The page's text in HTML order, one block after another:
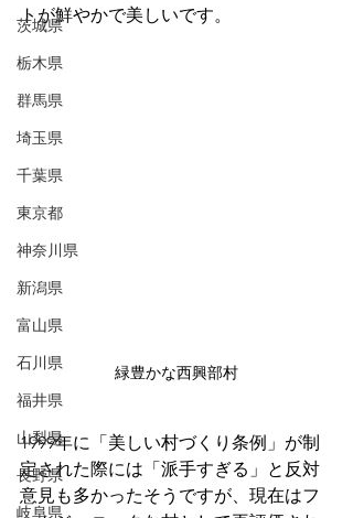
茨城県
栃木県
群馬県
埼玉県
千葉県
東京都
神奈川県
新潟県
富山県
石川県
福井県
山梨県
長野県
岐阜県
トが鮮やかで美しいです。
緑豊かな西興部村
1999年に「美しい村づくり条例」が制
定された際には「派手すぎる」と反対
意見も多かったそうですが、現在はフ